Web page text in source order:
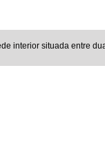
interior situada entre